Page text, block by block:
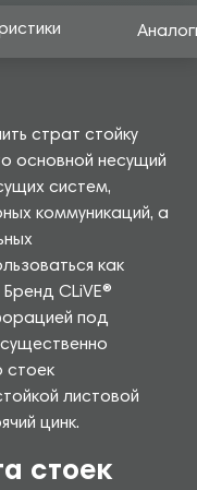
страт стойку
основной несущий
систем,
коммуникаций, а
как
CLiVE®
под
стоек
листовой
цинк.
стоек